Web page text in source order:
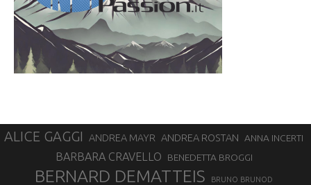
ALICE GAGGI ANDREA MAYR ANDREA ROSTAN ANNA INCERTI
BARBARA CRAVELLO BENEDETTA BROGGI
BERNARD DEMATTEIS BRUNO BRUNOD